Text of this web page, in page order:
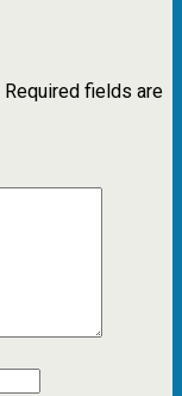
Required fields are